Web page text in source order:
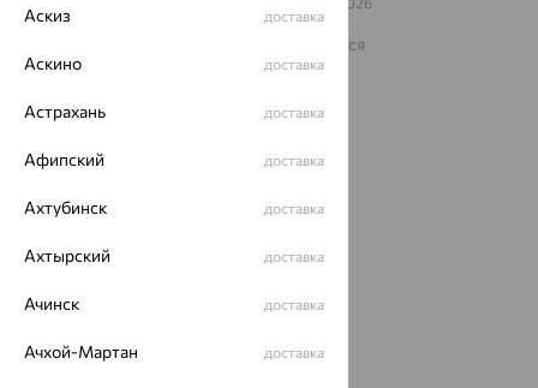
Архив акций
Карта сайта
На информационном ресурсе применяются
рекомендательные технологии
Политика конфеденциальности
Разработка сайта —
Аскиз доставка
Аскино доставка
Астрахань доставка
Афипский доставка
Ахтубинск доставка
Ахтырский доставка
Ачинск доставка
Ачхой-Мартан доставка